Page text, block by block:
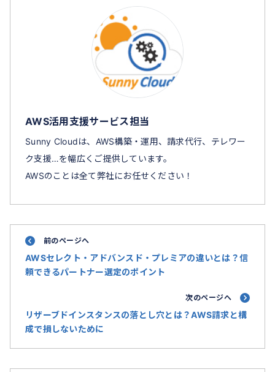
AWS活用支援サービス担当
Sunny Cloudは、AWS構築・運用、請求代行、テレワー
ク支援…を幅広くご提供しています。
AWSのことは全て弊社にお任せください！
前のページへ
AWSセレクト・アドバンスド・プレミアの違いとは？信
頼できるパートナー選定のポイント
次のページへ
リザーブドインスタンスの落とし穴とは？AWS請求と構
成で損しないために